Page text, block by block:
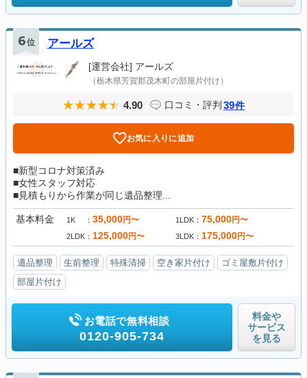
6位 アールズ
[運営会社] アールズ
（栃木県芳賀郡茂木町の部屋片付け）
4.90 口コミ・評判 39件
お気に入りに追加
■新型コロナ対策済み
■女性スタッフ対応
■見積もりから作業が同じ遺品整理...
基本料金 1K 35,000円〜 1LDK 75,000円〜
2LDK 125,000円〜 3LDK 175,000円〜
遺品整理 生前整理 特殊清掃 空き家片付け
ゴミ屋敷片付け
部屋片付け
お電話で無料相談
0120-905-734
料金や
サービス
を見る